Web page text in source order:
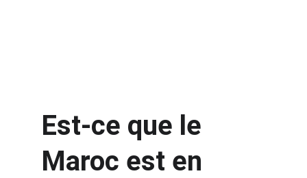
Est-ce que le
Maroc est en